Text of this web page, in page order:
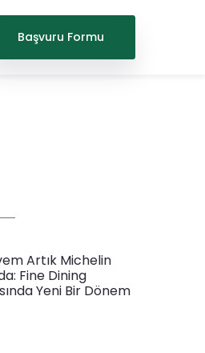
Başvuru Formu
Artık Michelin
Fine Dining
Yeni Bir Dönem